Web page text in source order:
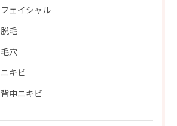
フェイシャル
脱毛
毛穴
ニキビ
背中ニキビ